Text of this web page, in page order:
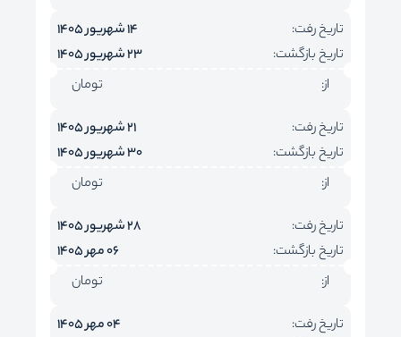
تاریخ رفت:
14 شهریور 1405
تاریخ بازگشت:
23 شهریور 1405
از:
تومان
تاریخ رفت:
21 شهریور 1405
تاریخ بازگشت:
30 شهریور 1405
از:
تومان
تاریخ رفت:
28 شهریور 1405
تاریخ بازگشت:
06 مهر 1405
از:
تومان
تاریخ رفت:
04 مهر 1405